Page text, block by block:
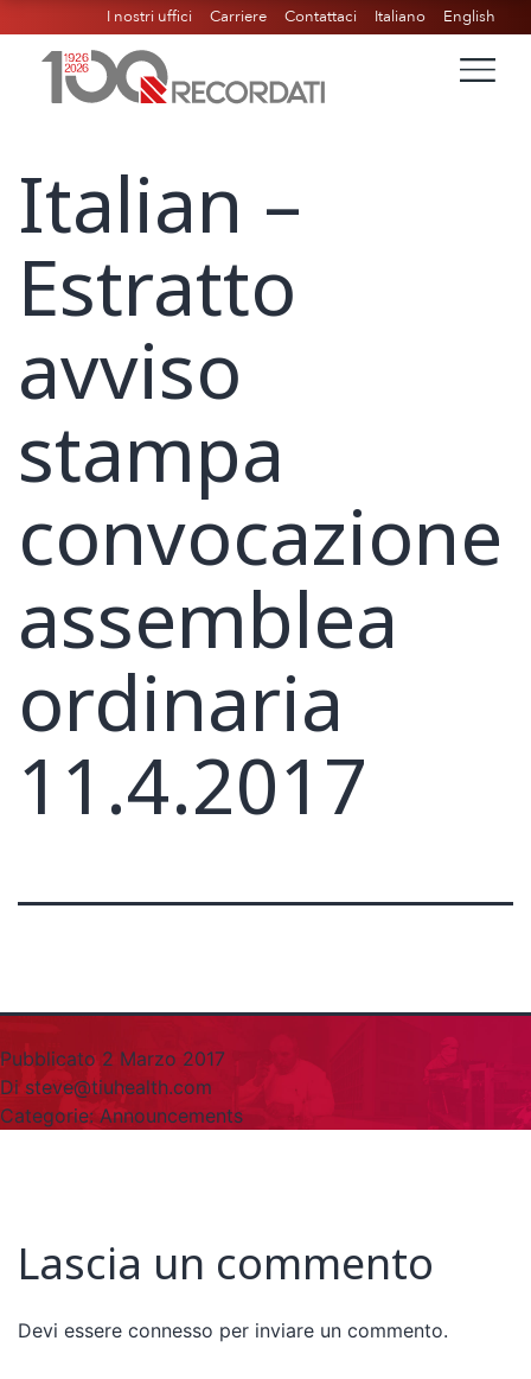
I nostri uffici Carriere Contattaci Italiano English
Italian –
Estratto
avviso
stampa
convocazione
assemblea
ordinaria
11.4.2017
Pubblicato 2 Marzo 2017
Di steve@tiuhealth.com
Categorie:Announcements
Lascia un commento
Devi essere connesso per inviare un commento.